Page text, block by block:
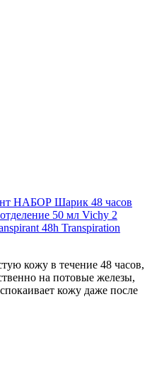
НАБОР Шарик 48 часов
50 мл Vichy 2
48h Transpiration
кожу в течение 48 часов,
на потовые железы,
кожу даже после